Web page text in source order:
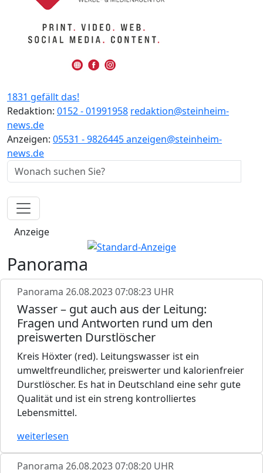
1831 gefällt das!
Redaktion: 0152 - 01991958 redaktion@steinheim-
news.de
Anzeigen: 05531 - 9826445anzeigen@steinheim-
news.de
Anzeige
Panorama
Panorama 26.08.2023 07:08:23 UHR
Wasser – gut auch aus der Leitung:
Fragen und Antworten rund um den
preiswerten Durstlöscher
Kreis Höxter (red). Leitungswasser ist ein
umweltfreundlicher, preiswerter und kalorienfreier
Durstlöscher. Es hat in Deutschland eine sehr gute
Qualität und ist ein streng kontrolliertes
Lebensmittel.
weiterlesen
Panorama 26.08.2023 07:08:20 UHR